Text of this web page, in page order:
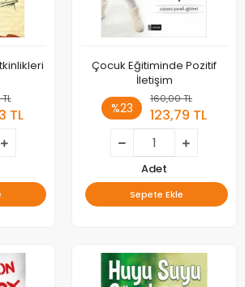
TL
Çocuk Eğitiminde Pozitif
İletişim
%23
160,00 TL
123,79 TL
Adet
Sepete Ekle